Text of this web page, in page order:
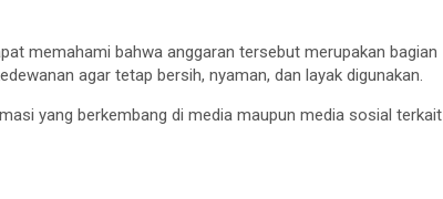
memahami bahwa anggaran tersebut merupakan bagian
agar tetap bersih, nyaman, dan layak digunakan.
yang berkembang di media maupun media sosial terkait